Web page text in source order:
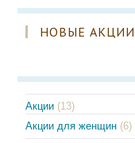
НОВЫЕ АКЦИИ
Акции (13)
Акции для женщин (6)